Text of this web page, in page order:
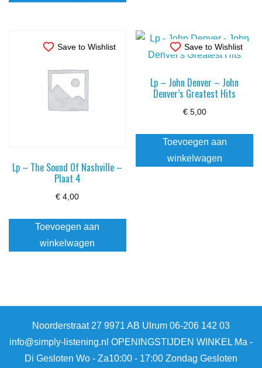
Save to Wishlist
Lp – The Sound Of Nashville –
Plaat 4
€ 4,00
Toevoegen aan
winkelwagen
Save to Wishlist
Lp – John Denver – John
Denver’s Greatest Hits
€5,00
Toevoegen aan
winkelwagen
Noorderstraat 27 9971 AB Ulrum 06-206 142 03
info@simply-listening.nl OPENINGSTIJDEN WINKEL Ma -
Di Gesloten Wo - Za10:00 - 17:00 Zondag Gesloten